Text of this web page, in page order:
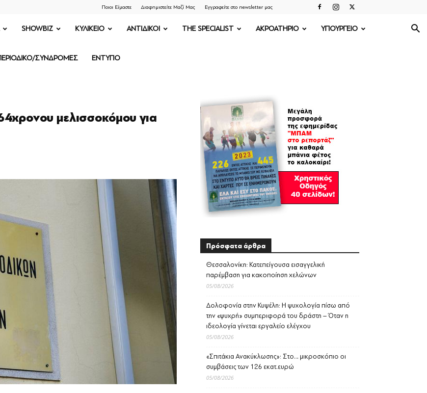
Ποιοι Είμαστε Διαφημιστείτε Μαζί Μας Εγγραφείτε στο newsletter μας
SHOWBIZ ΚΥΛΙΚΕΙΟ ΑΝΤΙΔΙΚΟΙ THE SPECIALIST ΑΚΡΟΑΤΗΡΙΟ ΥΠΟΥΡΓΕΙΟ
ΣΥΝΔΡΟΜΕΣ ΕΝΤΥΠΟ
μελισσοκόμου για
Πρόσφατα άρθρα
Θεσσαλονίκη: Κατεπείγουσα εισαγγελική
παρέμβαση για κακοποίηση χελώνων
05/08/2026
Δολοφονία στην Κυψέλη: Η ψυχολογία πίσω από
την «ψυχρή» συμπεριφορά του δράστη – Όταν η
ιδεολογία γίνεται εργαλείο ελέγχου
05/08/2026
«Σπιτάκια Ανακύκλωσης»: Στο… μικροσκόπιο οι
συμβάσεις των 126 εκατ.ευρώ
05/08/2026